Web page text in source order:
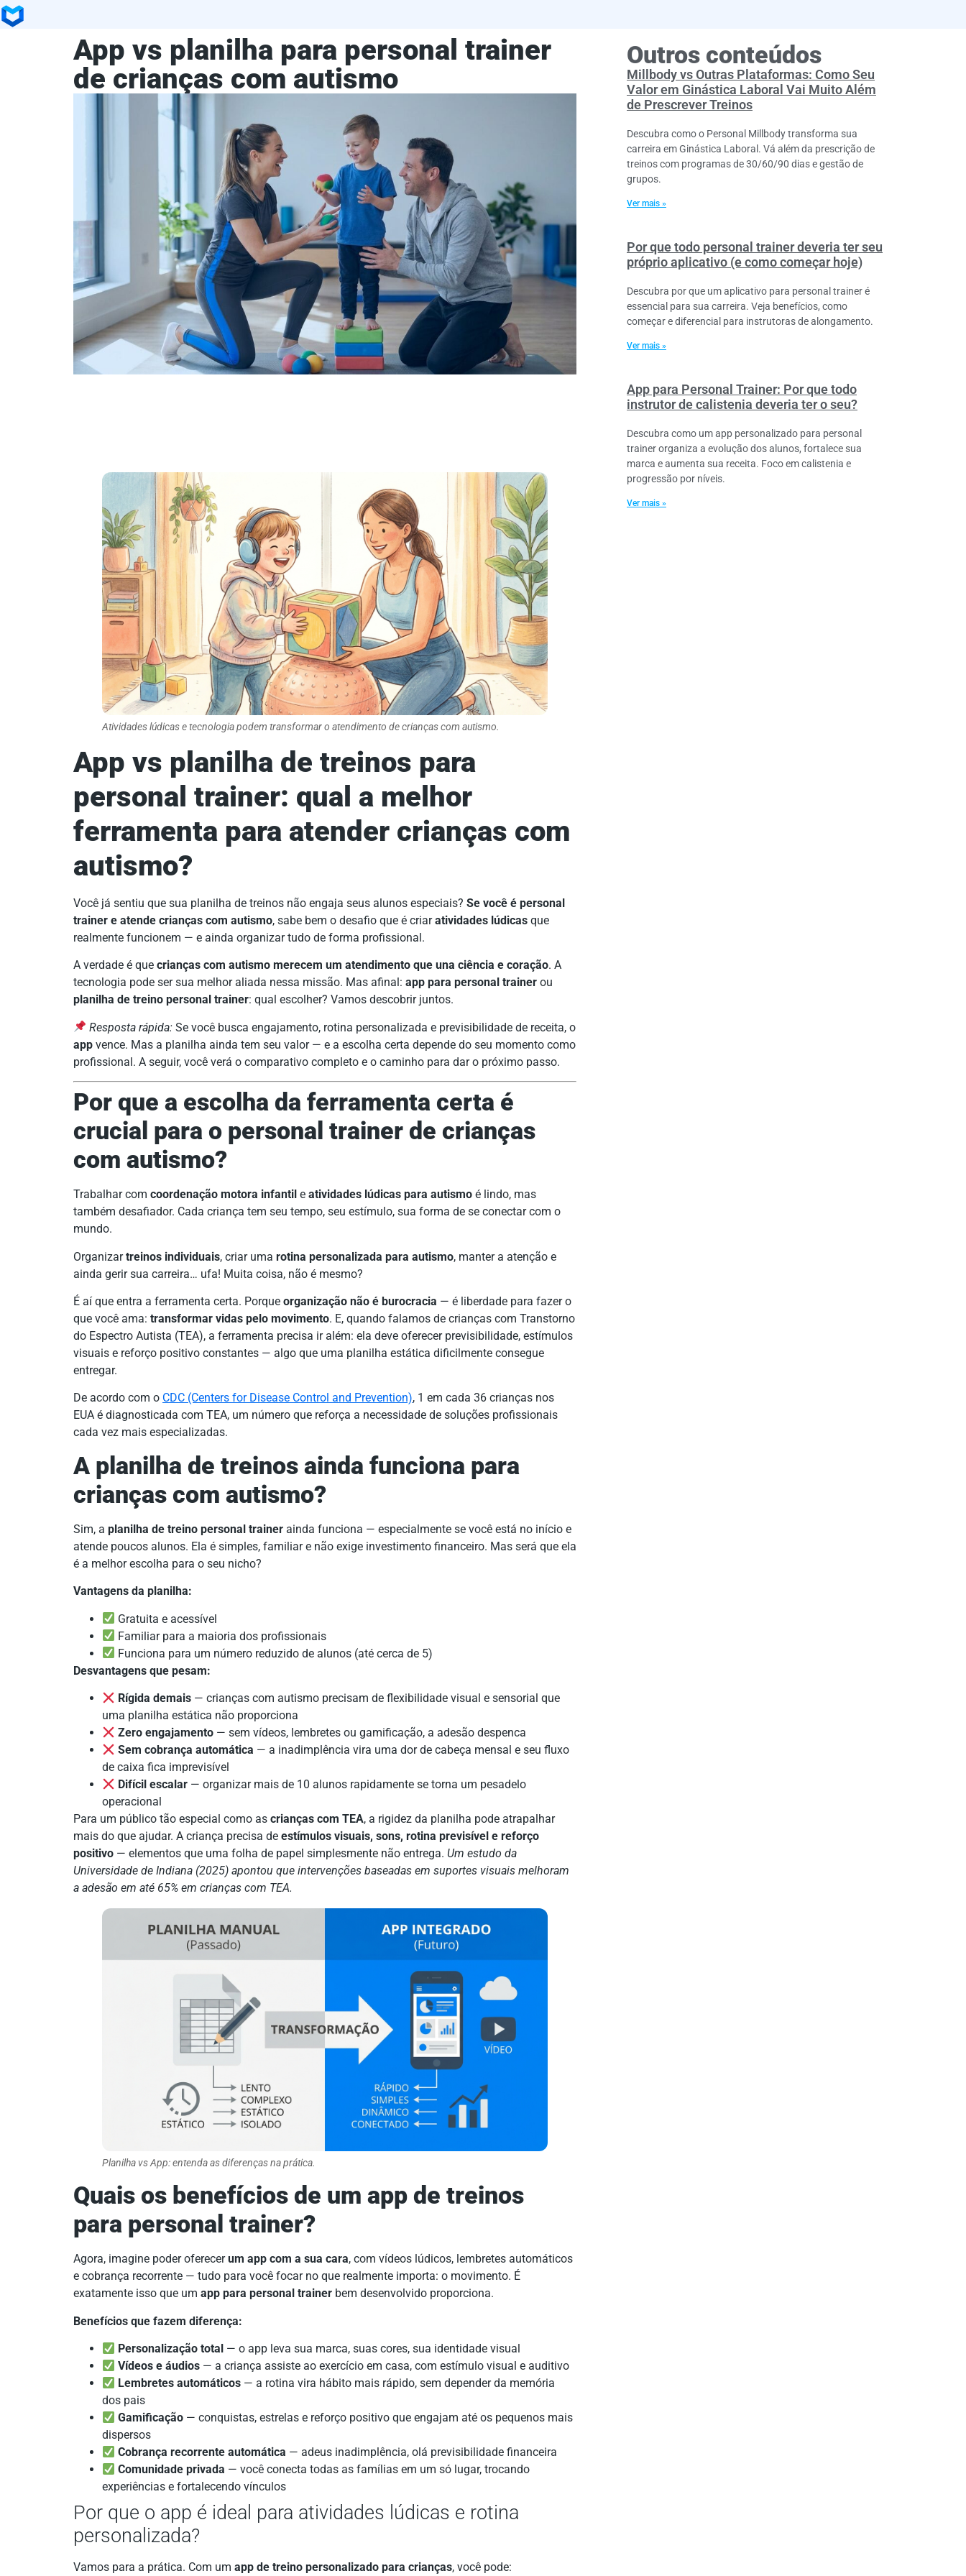
App vs planilha para personal trainer
de crianças com autismo
Atividades lúdicas e tecnologia podem transformar o atendimento de crianças com autismo.
App vs planilha de treinos para
personal trainer: qual a melhor
ferramenta para atender crianças com
autismo?
Você já sentiu que sua planilha de treinos não engaja seus alunos especiais? Se você é personal
trainer e atende crianças com autismo, sabe bem o desafio que é criaratividades lúdicas que
realmente funcionem — e ainda organizar tudo de forma profissional.
A verdade é que crianças com autismo merecem um atendimento que una ciência e coração. A
tecnologia pode ser sua melhor aliada nessa missão. Mas afinal: app para personal trainer ou
planilha de treino personal trainer: qual escolher? Vamos descobrir juntos.
Resposta rápida: Se você busca engajamento, rotina personalizada e previsibilidade de receita, o
app vence. Mas a planilha ainda tem seu valor — e a escolha certa depende do seu momento como
profissional. A seguir, você verá o comparativo completo e o caminho para dar o próximo passo.
Por que a escolha da ferramenta certa é
crucial para o personal trainer de crianças
com autismo?
Trabalhar com coordenação motora infantil e atividades lúdicas para autismo é lindo, mas
também desafiador. Cada criança tem seu tempo, seu estímulo, sua forma de se conectar com o
mundo.
Organizartreinos individuais, criar uma rotina personalizada para autismo, manter a atenção e
ainda gerir sua carreira… ufa! Muita coisa, não é mesmo?
É aí que entra a ferramenta certa. Porque organização não é burocracia — é liberdade para fazer o
que você ama: transformar vidas pelo movimento. E, quando falamos de crianças com Transtorno
do Espectro Autista (TEA), a ferramenta precisa ir além: ela deve oferecer previsibilidade, estímulos
visuais e reforço positivo constantes — algo que uma planilha estática dificilmente consegue
entregar.
De acordo com o CDC (Centers for Disease Control and Prevention), 1 em cada 36 crianças nos
EUA é diagnosticada com TEA, um número que reforça a necessidade de soluções profissionais
cada vez mais especializadas.
A planilha de treinos ainda funciona para
crianças com autismo?
Sim, a planilha de treino personal trainer ainda funciona — especialmente se você está no início e
atende poucos alunos. Ela é simples, familiar e não exige investimento financeiro. Mas será que ela
é a melhor escolha para o seu nicho?
Vantagens da planilha:
Gratuita e acessível
Familiar para a maioria dos profissionais
Funciona para um número reduzido de alunos (até cerca de 5)
Desvantagens que pesam:
Rígida demais — crianças com autismo precisam de flexibilidade visual e sensorial que
uma planilha estática não proporciona
Zero engajamento — sem vídeos, lembretes ou gamificação, a adesão despenca
Sem cobrança automática — a inadimplência vira uma dor de cabeça mensal e seu fluxo
de caixa fica imprevisível
Difícil escalar — organizar mais de 10 alunos rapidamente se torna um pesadelo
operacional
Para um público tão especial como as crianças com TEA, a rigidez da planilha pode atrapalhar
mais do que ajudar. A criança precisa de estímulos visuais, sons, rotina previsível e reforço
positivo — elementos que uma folha de papel simplesmente não entrega. Um estudo da
Universidade de Indiana (2025) apontou que intervenções baseadas em suportes visuais melhoram
a adesão em até 65% em crianças com TEA.
Planilha vs App: entenda as diferenças na prática.
Quais os benefícios de um app de treinos
para personal trainer?
Agora, imagine poder oferecerum app com a sua cara, com vídeos lúdicos, lembretes automáticos
e cobrança recorrente — tudo para você focar no que realmente importa: o movimento. É
exatamente isso que um app para personal trainer bem desenvolvido proporciona.
Benefícios que fazem diferença:
Personalização total — o app leva sua marca, suas cores, sua identidade visual
Vídeos e áudios — a criança assiste ao exercício em casa, com estímulo visual e auditivo
Lembretes automáticos — a rotina vira hábito mais rápido, sem depender da memória
dos pais
Gamificação — conquistas, estrelas e reforço positivo que engajam até os pequenos mais
dispersos
Cobrança recorrente automática — adeus inadimplência, olá previsibilidade financeira
Comunidade privada — você conecta todas as famílias em um só lugar, trocando
experiências e fortalecendo vínculos
Por que o app é ideal para atividades lúdicas e rotina
personalizada?
Vamos para a prática. Com um app de treino personalizado para crianças, você pode:
Outros conteúdos
Millbody vs Outras Plataformas: Como Seu
Valor em Ginástica Laboral Vai Muito Além
de Prescrever Treinos
Descubra como o Personal Millbody transforma sua
carreira em Ginástica Laboral. Vá além da prescrição de
treinos com programas de 30/60/90 dias e gestão de
grupos.
Ver mais »
Por que todo personal trainer deveria ter seu
próprio aplicativo (e como começar hoje)
Descubra por que um aplicativo para personal trainer é
essencial para sua carreira. Veja benefícios, como
começar e diferencial para instrutoras de alongamento.
Ver mais »
App para Personal Trainer: Por que todo
instrutor de calistenia deveria ter o seu?
Descubra como um app personalizado para personal
trainer organiza a evolução dos alunos, fortalece sua
marca e aumenta sua receita. Foco em calistenia e
progressão por níveis.
Ver mais »